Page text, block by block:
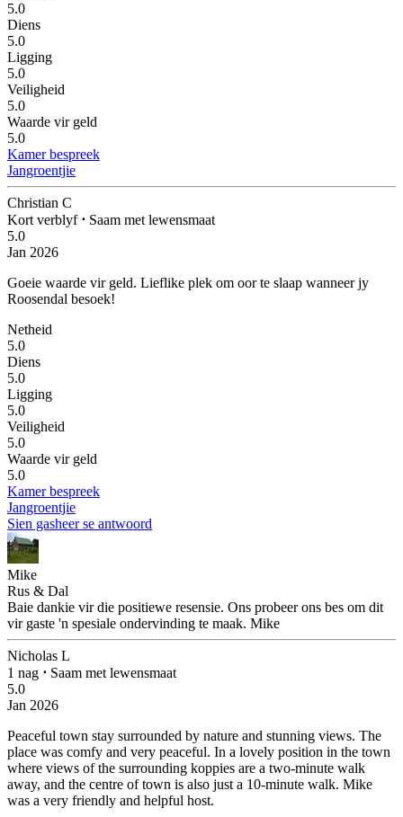
5.0
Diens
5.0
Ligging
5.0
Veiligheid
5.0
Waarde vir geld
5.0
Kamer bespreek
Jangroentjie
Christian C
Kort verblyf ⋅ Saam met lewensmaat
5.0
Jan 2026
Goeie waarde vir geld. Lieflike plek om oor te slaap wanneer jy
Roosendal besoek!
Netheid
5.0
Diens
5.0
Ligging
5.0
Veiligheid
5.0
Waarde vir geld
5.0
Kamer bespreek
Jangroentjie
Sien gasheer se antwoord
Mike
Rus & Dal
Baie dankie vir die positiewe resensie. Ons probeer ons bes om dit
vir gaste 'n spesiale ondervinding te maak. Mike
Nicholas L
1 nag ⋅ Saam met lewensmaat
5.0
Jan 2026
Peaceful town stay surrounded by nature and stunning views. The
place was comfy and very peaceful. In a lovely position in the town
where views of the surrounding koppies are a two-minute walk
away, and the centre of town is also just a 10-minute walk. Mike
was a very friendly and helpful host.